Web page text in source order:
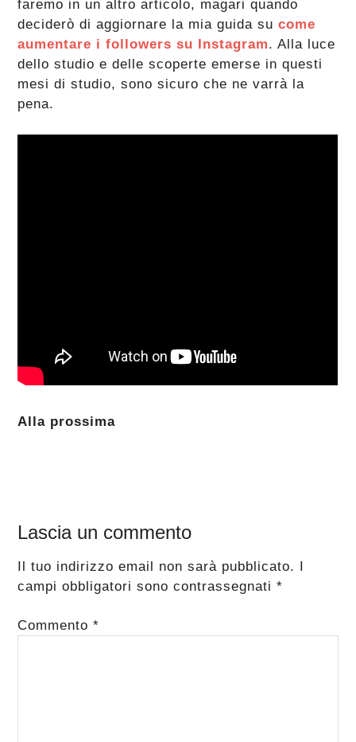
faremo in un altro articolo, magari quando
deciderò di aggiornare la mia guida sucome
aumentare i followers su Instagram. Alla luce
dello studio e delle scoperte emerse in questi
mesi di studio, sono sicuro che ne varrà la
pena.
Alla prossima
Interazioni
del
lettore
Lascia un commento
Il tuo indirizzo email non sarà pubblicato.
campi obbligatori sono contrassegnati*
Commento*